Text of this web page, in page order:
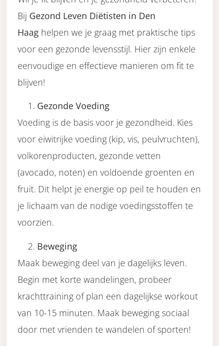
Bij Gezond Leven Diëtisten in Den
Haag helpen we je graag met praktische tips
voor een gezonde levensstijl. Hier zijn enkele
eenvoudige en effectieve manieren om fit te
blijven!
Gezonde Voeding
Voeding is de basis voor je gezondheid. Kies
voor eiwitrijke voeding (kip, vis, peulvruchten),
volkorenproducten, gezonde vetten
(avocado, noten) en voldoende groenten en
fruit. Dit helpt je energie op peil te houden en
je lichaam van de nodige voedingsstoffen te
voorzien.
Beweging
Maak beweging deel van je dagelijks leven.
Begin met korte wandelingen, probeer
krachttraining of plan een dagelijkse workout
van 10-15 minuten. Maak beweging sociaal
door met vrienden te wandelen of sporten!